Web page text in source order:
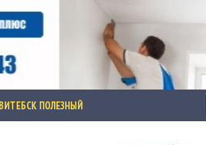
ВИТЕБСК ПОЛЕЗНЫЙ